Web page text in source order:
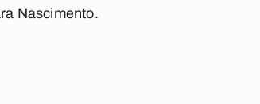
Nascimento.